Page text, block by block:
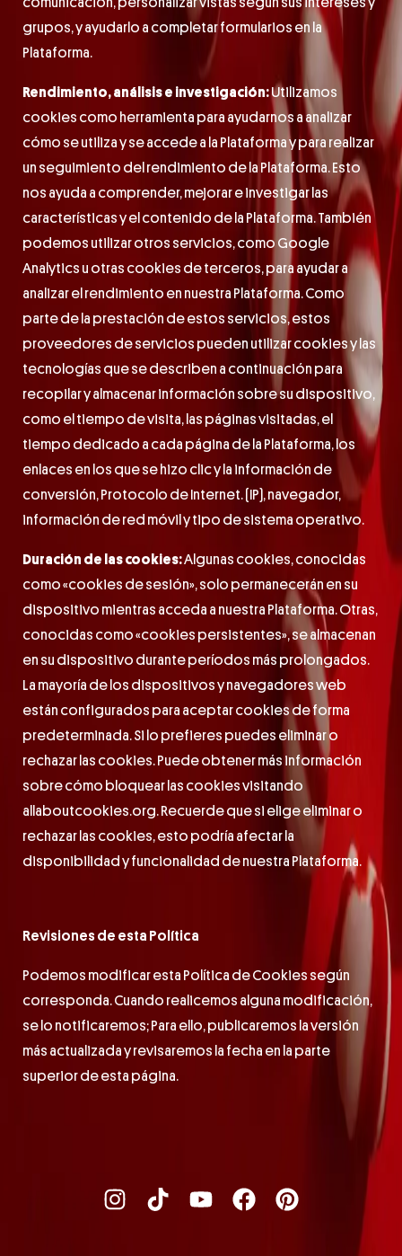
comunicación, personalizar vistas según sus intereses y
grupos, y ayudarlo a completar formularios en la
Plataforma.
Rendimiento, análisis e investigación:Utilizamos
cookies como herramienta para ayudarnos a analizar
cómo se utiliza y se accede a la Plataforma y para realizar
un seguimiento del rendimiento de la Plataforma. Esto
nos ayuda a comprender, mejorar e investigar las
características y el contenido de la Plataforma. También
podemos utilizar otros servicios, como Google
Analytics u otras cookies de terceros, para ayudar a
analizar el rendimiento en nuestra Plataforma. Como
parte de la prestación de estos servicios, estos
proveedores de servicios pueden utilizar cookies y las
tecnologías que se describen a continuación para
recopilar y almacenar información sobre su dispositivo,
como el tiempo de visita, las páginas visitadas, el
tiempo dedicado a cada página de la Plataforma, los
enlaces en los que se hizo clic y la información de
conversión, Protocolo de Internet. (IP), navegador,
información de red móvil y tipo de sistema operativo.
Duración de las cookies:Algunas cookies, conocidas
como «cookies de sesión», solo permanecerán en su
dispositivo mientras acceda a nuestra Plataforma. Otras,
conocidas como «cookies persistentes», se almacenan
en su dispositivo durante períodos más prolongados.
La mayoría de los dispositivos y navegadores web
están configurados para aceptar cookies de forma
predeterminada. Si lo prefieres puedes eliminar o
rechazar las cookies. Puede obtener más información
sobre cómo bloquear las cookies visitando
allaboutcookies.org. Recuerde que si elige eliminar o
rechazar las cookies, esto podría afectar la
disponibilidad y funcionalidad de nuestra Plataforma.
Revisiones de esta Política
Podemos modificar esta Política de Cookies según
corresponda. Cuando realicemos alguna modificación,
se lo notificaremos; Para ello, publicaremos la versión
más actualizada y revisaremos la fecha en la parte
superior de esta página.